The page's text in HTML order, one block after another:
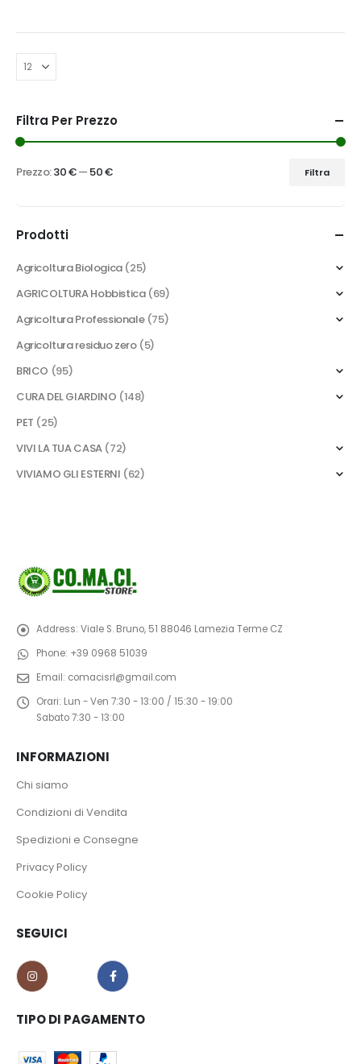
51,00 €.37,90 €.
Filtra Per Prezzo
Filtra
Prezzo:30 €— 50 €
Prodotti
Agricoltura Biologica (25)
AGRICOLTURA Hobbistica (69)
Agricoltura Professionale (75)
Agricoltura residuo zero (5)
BRICO (95)
CURA DEL GIARDINO (148)
PET (25)
VIVI LA TUA CASA (72)
VIVIAMO GLI ESTERNI (62)
Address: Viale S. Bruno, 51 88046 Lamezia Terme CZ
Phone: +39 0968 51039
Email: comacisrl@gmail.com
Orari: Lun - Ven 7:30 - 13:00 / 15:30 - 19:00
Sabato 7:30 - 13:00
INFORMAZIONI
Chi siamo
Condizioni di Vendita
Spedizioni e Consegne
Privacy Policy
Cookie Policy
SEGUICI
TIPO DI PAGAMENTO